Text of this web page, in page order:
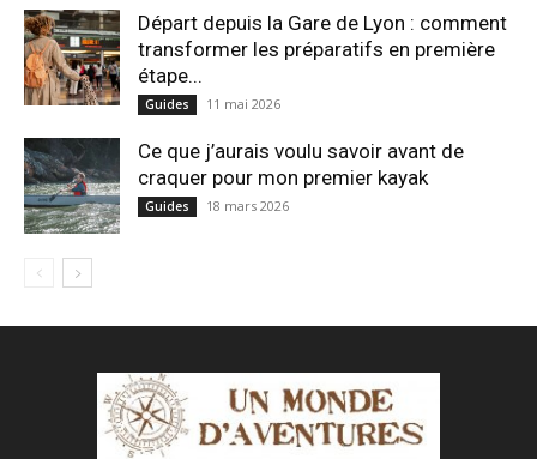
Départ depuis la Gare de Lyon : comment
transformer les préparatifs en pre⁠mière
étape...
Guides 11 mai 2026
Ce que j’aurais voulu savoir avant de
craquer pour mon premier kayak
Guides 18 mars 2026